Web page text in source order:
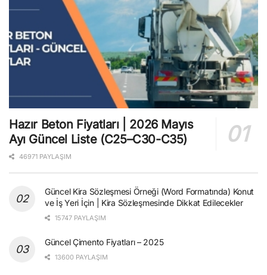
Hazır Beton Fiyatları | 2026 Mayıs
Ayı Güncel Liste (C25–C30-C35)
46971 PAYLAŞIM
Güncel Kira Sözleşmesi Örneği (Word Formatında) Konut
ve İş Yeri İçin | Kira Sözleşmesinde Dikkat Edilecekler
15747 PAYLAŞIM
Güncel Çimento Fiyatları – 2025
13600 PAYLAŞIM